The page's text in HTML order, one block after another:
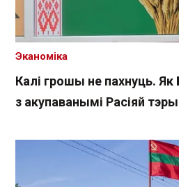
Калі грошы не пахнуць.
з акупаванымі Расіяй
Эканоміка